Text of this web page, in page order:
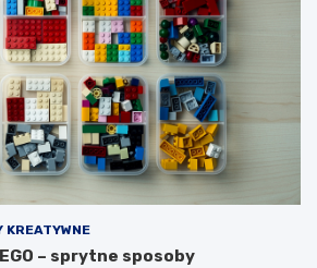
KREATYWNE
– sprytne sposoby